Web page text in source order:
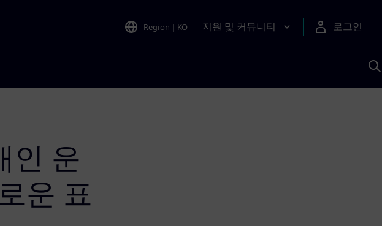
Region | KO 지원 및 커뮤니티 로그인
인 운
운 표